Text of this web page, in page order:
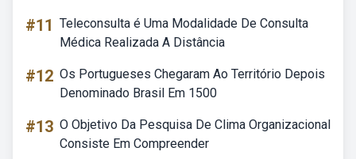
#11 Teleconsulta é Uma Modalidade De Consulta
Médica Realizada A Distância
#12 Os Portugueses Chegaram Ao Território Depois
Denominado Brasil Em 1500
#13 O Objetivo Da Pesquisa De Clima Organizacional
Consiste Em Compreender